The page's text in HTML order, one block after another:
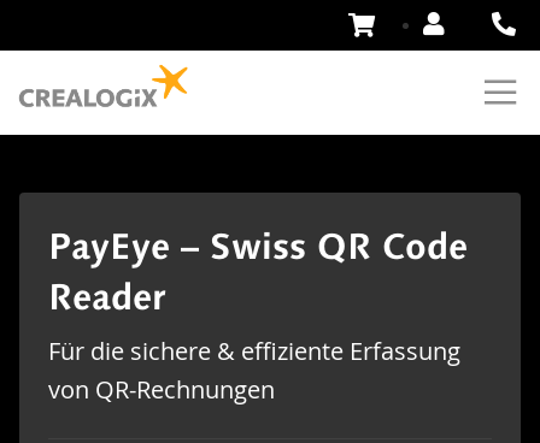
Zum
Inhalt
PayEye – Swiss QR Code
Reader
Für die sichere & effiziente Erfassung
von QR-Rechnungen